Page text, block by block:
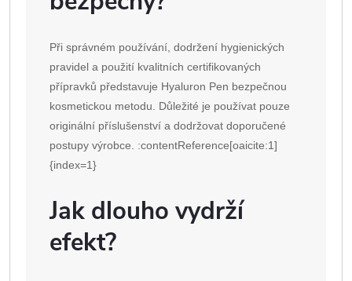
Při správném používání, dodržení hygienických
pravidel a použití kvalitních certifikovaných
přípravků představuje Hyaluron Pen bezpečnou
kosmetickou metodu. Důležité je používat pouze
originální příslušenství a dodržovat doporučené
postupy výrobce. :contentReference[oaicite:1]
{index=1}
Jak dlouho vydrží
efekt?